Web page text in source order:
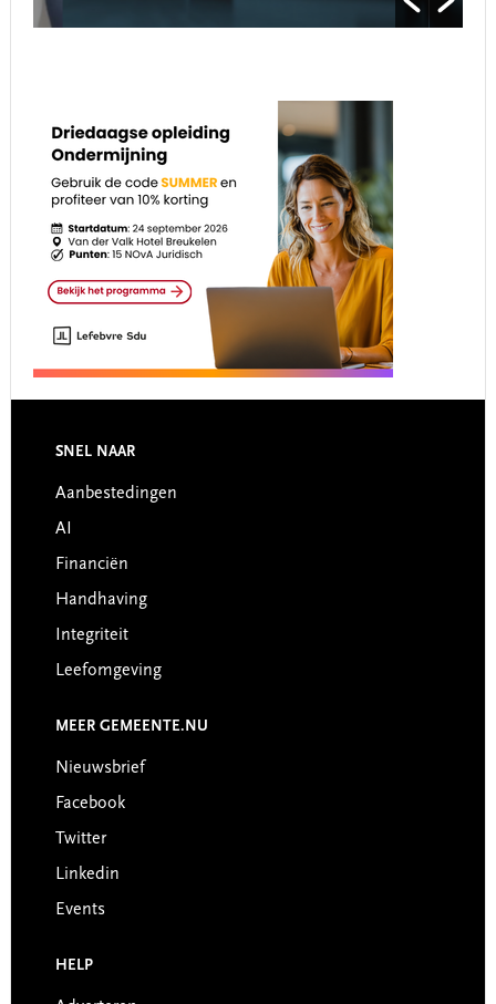
Footer
SNEL NAAR
Aanbestedingen
AI
Financiën
Handhaving
Integriteit
Leefomgeving
MEER GEMEENTE.NU
Nieuwsbrief
Facebook
Twitter
Linkedin
Events
HELP